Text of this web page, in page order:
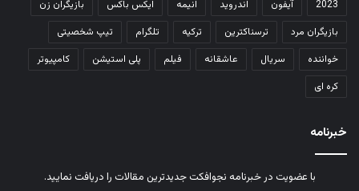
2023 آیفون اندروید انیمه ایکس باکس
بازیگران زن
بازیگران مرد
ترسناکترین ترکیه تلگرام
تیپ شخصیتی
خواننده
سریال عاشقانه فیلم پلی استیشن
کامپیوتر
کره ای
خبرنامه
با عضویت در خبرنامه نجوافکت جدیدترین مقالات را دریافت نمایید.